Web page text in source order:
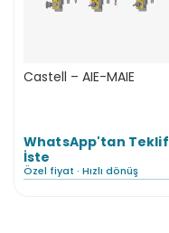
Castell – AIE-MAIE
WhatsApp'tan Teklif
İste
Özel fiyat · Hızlı dönüş